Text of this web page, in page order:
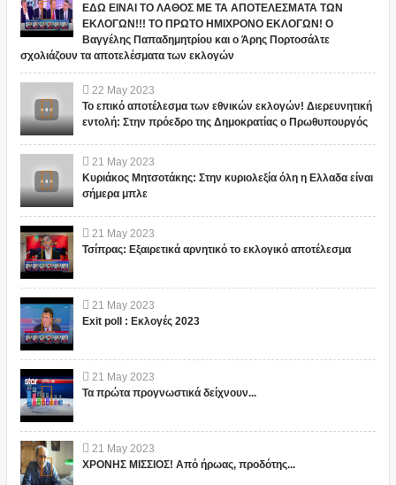
ΕΔΩ ΕΙΝΑΙ ΤΟ ΛΑΘΟΣ ΜΕ ΤΑ ΑΠΟΤΕΛΕΣΜΑΤΑ ΤΩΝ
ΕΚΛΟΓΩΝ!!! ΤΟ ΠΡΩΤΟ ΗΜΙΧΡΟΝΟ ΕΚΛΟΓΩΝ! Ο
Βαγγέλης Παπαδημητρίου και ο Άρης Πορτοσάλτε
σχολιάζουν τα αποτελέσματα των εκλογών
22 May 2023
Το επικό αποτέλεσμα των εθνικών εκλογών! Διερευνητική
εντολή: Στην πρόεδρο της Δημοκρατίας ο Πρωθυπουργός
21 May 2023
Κυριάκος Μητσοτάκης: Στην κυριολεξία όλη η Ελλαδα είναι
σήμερα μπλε
21 May 2023
Τσίπρας: Εξαιρετικά αρνητικό το εκλογικό αποτέλεσμα
21 May 2023
Exit poll : Εκλογές 2023
21 May 2023
Τα πρώτα προγνωστικά δείχνουν...
21 May 2023
ΧΡΟΝΗΣ ΜΙΣΣΙΟΣ! Από ήρωας, προδότης...